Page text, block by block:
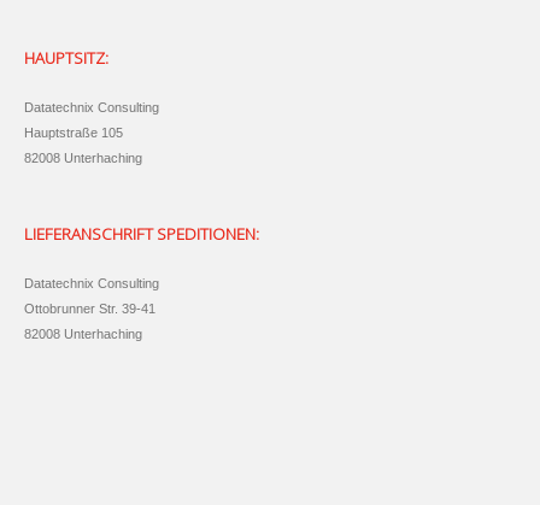
HAUPTSITZ:
Datatechnix Consulting
Hauptstraße 105
82008 Unterhaching
LIEFERANSCHRIFT SPEDITIONEN:
Datatechnix Consulting
Ottobrunner Str. 39-41
82008 Unterhaching